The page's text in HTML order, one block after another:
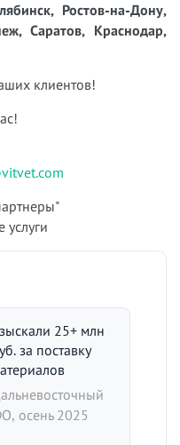
Ростов-на-Дону,
Саратов, Краснодар,
клиентов!
25+ млн
за поставку
осень 2025